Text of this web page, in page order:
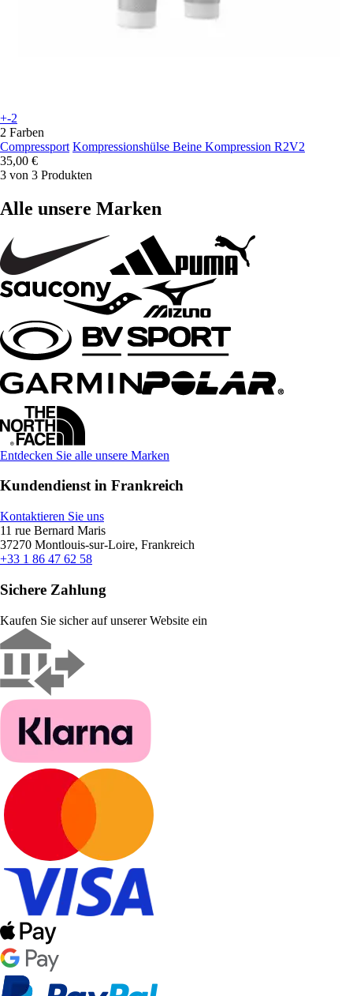
+-2
2 Farben
Compressport Kompressionshülse Beine Kompression R2V2
35,00 €
3 von 3 Produkten
Alle unsere Marken
Entdecken Sie alle unsere Marken
Kundendienst in Frankreich
Kontaktieren Sie uns
11 rue Bernard Maris
37270 Montlouis-sur-Loire, Frankreich
+33 1 86 47 62 58
Sichere Zahlung
Kaufen Sie sicher auf unserer Website ein